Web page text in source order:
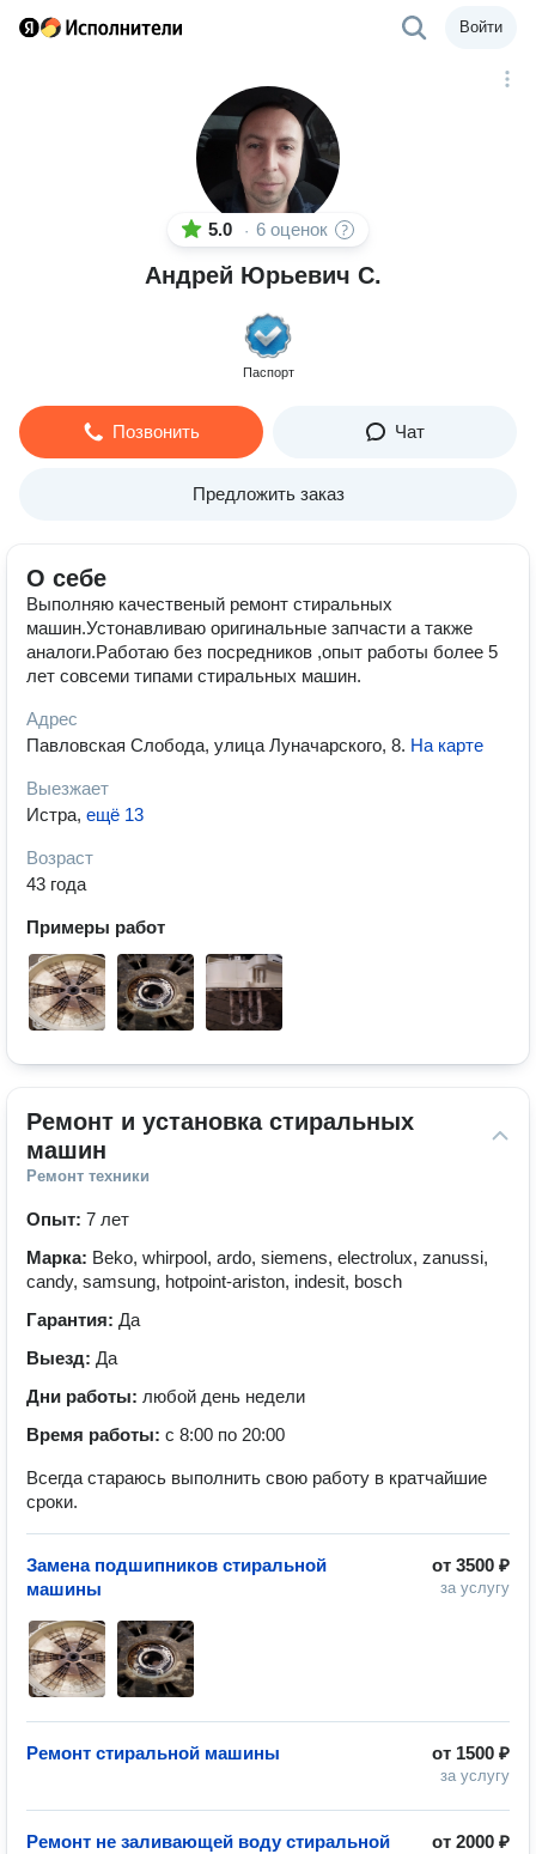
Войти
5.0 · 6 оценок
Андрей Юрьевич С.
Паспорт
Позвонить Чат
Предложить заказ
О себе
Выполняю качественый ремонт стиральных
машин.Устонавливаю оригинальные запчасти а также
аналоги.Работаю без посредников ,опыт работы более 5
лет совсеми типами стиральных машин.
Адрес
Павловская Слобода, улица Луначарского, 8. На карте
Выезжает
Истра, ещё 13
Возраст
43 года
Примеры работ
Ремонт и установка стиральных
машин
Ремонт техники
Опыт: 7 лет
Марка: Beko, whirpool, ardo, siemens, electrolux, zanussi,
candy, samsung, hotpoint-ariston, indesit, bosch
Гарантия: Да
Выезд: Да
Дни работы: любой день недели
Время работы: с 8:00 по 20:00
Всегда стараюсь выполнить свою работу в кратчайшие
сроки.
от 3500 ₽
за услугу
Замена подшипников стиральной
машины
от 1500 ₽
за услугу
Ремонт стиральной машины
от 2000 ₽
Ремонт не заливающей воду стиральной